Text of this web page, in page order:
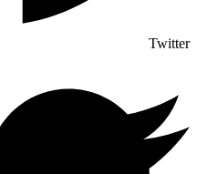
Twitter